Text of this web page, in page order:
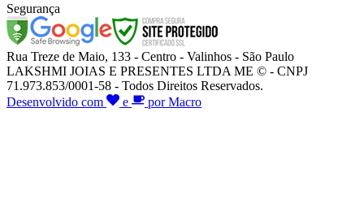
Segurança
Rua Treze de Maio, 133 - Centro - Valinhos - São Paulo
LAKSHMI JOIAS E PRESENTES LTDA ME © - CNPJ
71.973.853/0001-58 - Todos Direitos Reservados.
Desenvolvido com
e por Macro